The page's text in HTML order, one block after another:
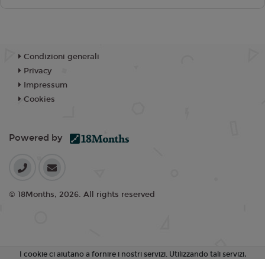
Condizioni generali
Privacy
Impressum
Cookies
Powered by
© 18Months, 2026. All rights reserved
I cookie ci aiutano a fornire i nostri servizi. Utilizzando tali servizi,